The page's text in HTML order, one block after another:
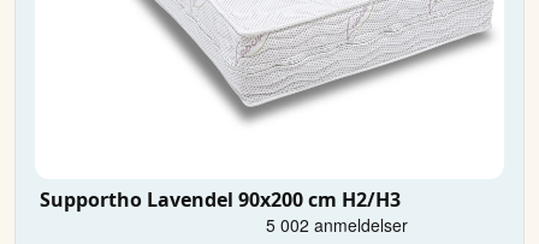
Supportho Lavendel 90x200 cm H2/H3